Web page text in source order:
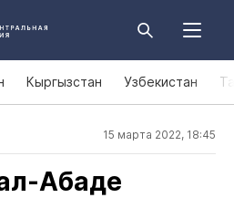
Кыргызстан Узбекистан
15 марта 2022, 18:45